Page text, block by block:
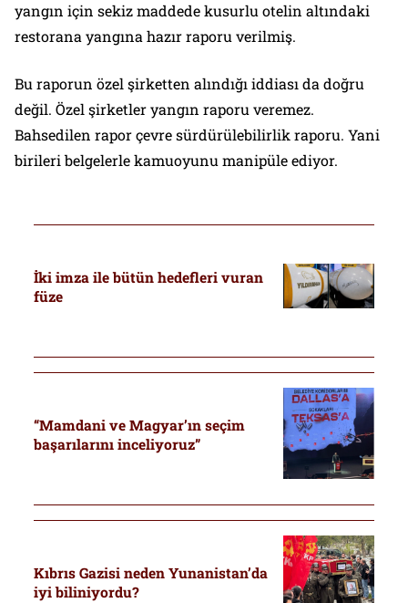
yangın için sekiz maddede kusurlu otelin altındaki
restorana yangına hazır raporu verilmiş.
Bu raporun özel şirketten alındığı iddiası da doğru
değil. Özel şirketler yangın raporu veremez.
Bahsedilen rapor çevre sürdürülebilirlik raporu. Yani
birileri belgelerle kamuoyunu manipüle ediyor.
İki imza ile bütün hedefleri vuran
füze
“Mamdani ve Magyar’ın seçim
başarılarını inceliyoruz”
Kıbrıs Gazisi neden Yunanistan’da
iyi biliniyordu?